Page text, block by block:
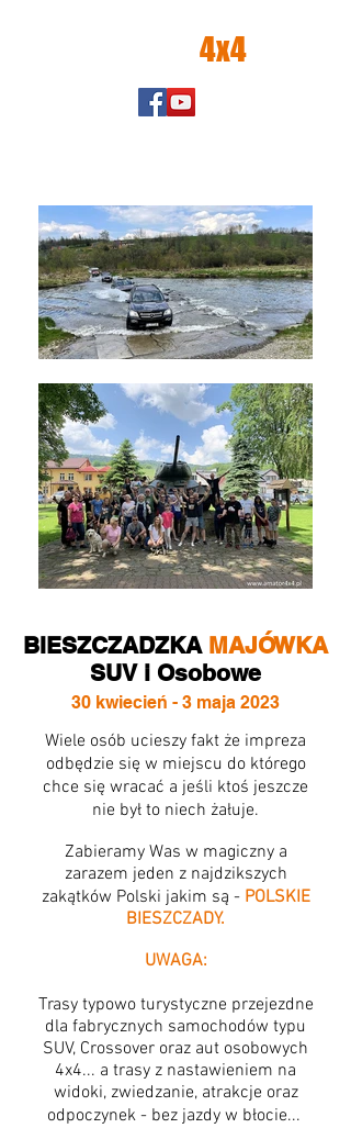
4x4
BIESZCZADZKA MAJÓWKA
SUV i Osobowe
30 kwiecień - 3 maja 2023
Wiele osób ucieszy fakt że impreza
odbędzie się w miejscu do którego
chce się wracać a jeśli ktoś jeszcze
nie był to niech żałuje.
Zabieramy Was w magiczny a
zarazem jeden z najdzikszych
zakątków Polski jakim są - POLSKIE
BIESZCZADY.
UWAGA:
Trasy typowo turystyczne przejezdne
dla fabrycznych samochodów typu
SUV, Crossover oraz aut osobowych
4x4... a trasy z nastawieniem na
widoki, zwiedzanie, atrakcje oraz
odpoczynek - bez jazdy w błocie...